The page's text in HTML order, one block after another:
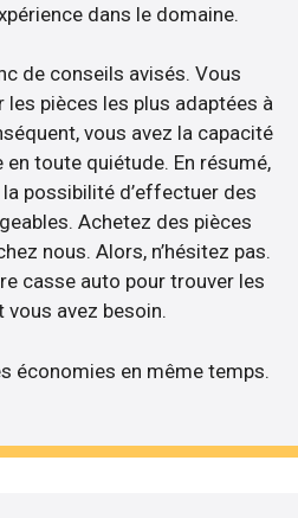
dans le domaine.
de conseils avisés. Vous
pièces les plus adaptées à
vous avez la capacité
toute quiétude. En résumé,
possibilité d’effectuer des
Achetez des pièces
nous. Alors, n’hésitez pas.
casse auto pour trouver les
vous avez besoin.
économies en même temps.